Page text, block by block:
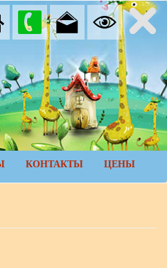
КОНТАКТЫ ЦЕНЫ